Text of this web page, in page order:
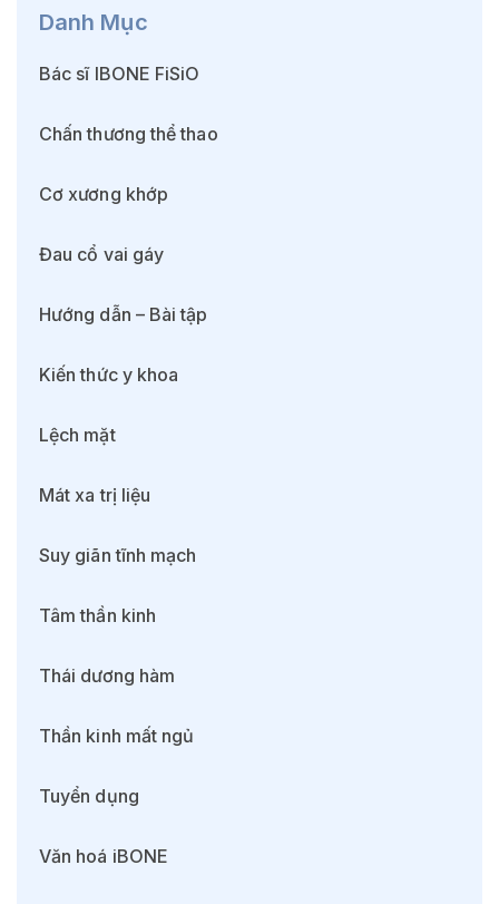
Danh Mục
Bác sĩ IBONE FiSiO
Chấn thương thể thao
Cơ xương khớp
Đau cổ vai gáy
Hướng dẫn – Bài tập
Kiến thức y khoa
Lệch mặt
Mát xa trị liệu
Suy giãn tĩnh mạch
Tâm thần kinh
Thái dương hàm
Thần kinh mất ngủ
Tuyển dụng
Văn hoá iBONE